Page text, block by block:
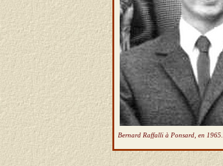
Bernard Raffalli à Ponsard, en 1965.